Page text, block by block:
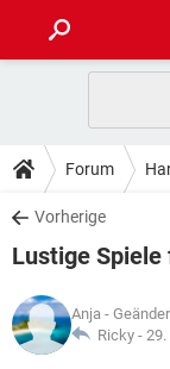
ANDROID
WINDOWS 10
WHATSAPP
FACEBOOK
TIPPS & TRICKS
SPIELE
WHATSAPP
FACEBOOK
DOWNLOADS
SPIELE
ANDROID
WINDOWS 10
FORUM
SPIELE
ANDROID
LEXIKON
Forum
Vorherige
Lustige Spiele
Anja -
Ricky - 29.